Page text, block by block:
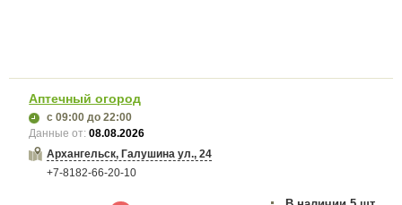
Аптечный огород
с 09:00 до 22:00
Данные от:08.08.2026
Архангельск, Галушина ул., 24
+7-8182-66-20-10